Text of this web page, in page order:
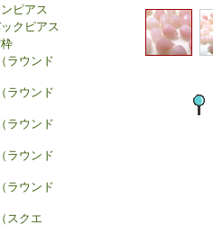
ピアス
クピアス
ラウンド
ラウンド
ラウンド
ラウンド
ラウンド
スクエ